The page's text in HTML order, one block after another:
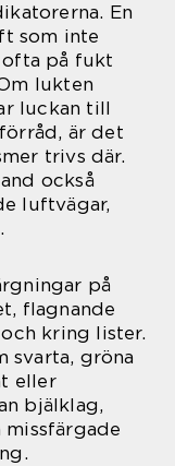
En
som inte
på fukt
lukten
luckan till
är det
trivs där.
också
luftvägar,
på
flagnande
kring lister.
svarta, gröna
eller
bjälklag,